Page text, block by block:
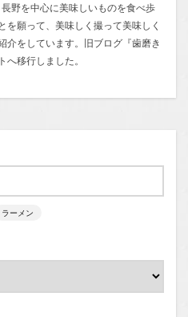
野を中心に美味しいものを食べ歩
を願って、美味しく撮って美味しく
介をしています。旧ブログ『歯磨き
へ移行しました。
ラーメン